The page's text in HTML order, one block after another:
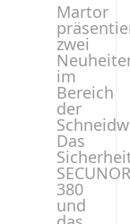
Martor
zwei
im
Bereich
der
Das
380
und